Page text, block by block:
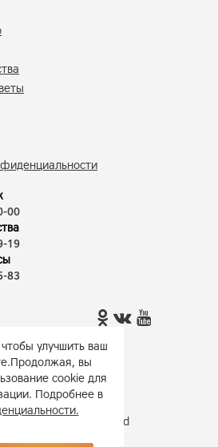
00
19
83
«Молторг»—
продуктов
2026
ASM Forward
улучшить ваш
вы
cookie для
Подробнее в